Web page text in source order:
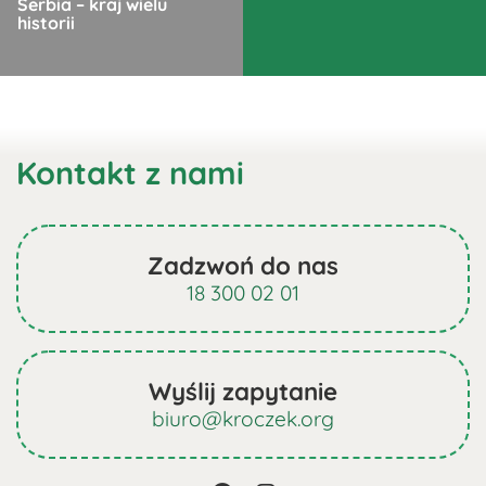
można
Serbia – kraj wielu
historii
wiele
Opcje
można
wybrać
na
produktu
Kontakt z nami
Zadzwoń do nas
18 300 02 01
Wyślij zapytanie
biuro@kroczek.org